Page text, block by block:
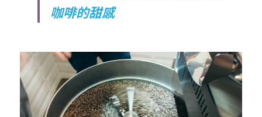
咖啡的甜感